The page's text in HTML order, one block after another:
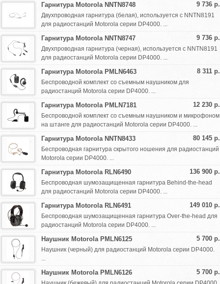
9 736 р.
Гарнитура Motorola NNTN8748
Двухпроводная гарнитура (белая), используется с NNTN8191
для радиостанций Motorola серии DP4000. ...
9 736 р.
Гарнитура Motorola NNTN8747
Двухпроводная гарнитура (черная), используется с NNTN8191
для радиостанций Motorola серии DP4000. ...
8 311 р.
Гарнитура Motorola PMLN6463
Беспроводной комплект со съемным наушником для
радиостанций Motorola серии DP4000. ...
12 230 р.
Гарнитура Motorola PMLN7181
Беспроводной комплект со съемным наушником и микрофоном
на штанге для радиостанций Motorola серии DP4000. ...
80 145 р.
Гарнитура Motorola NNTN8433
Беспроводная гарнитура скрытого ношения для радиостанций
Motorola серии DP4000. ...
136 900 р.
Гарнитура Motorola RLN6490
Беспроводная шумозащищенная гарнитура Behind-the-head
для радиостанций Motorola серии DP4000. ...
149 010 р.
Гарнитура Motorola RLN6491
Беспроводная шумозащищенная гарнитура Over-the-head для
радиостанций Motorola серии DP4000. ...
5 700 р.
Наушник Motorola PMLN6125
Наушник (черный) для радиостанций Motorola серии DP4000.
...
5 700 р.
Наушник Motorola PMLN6126